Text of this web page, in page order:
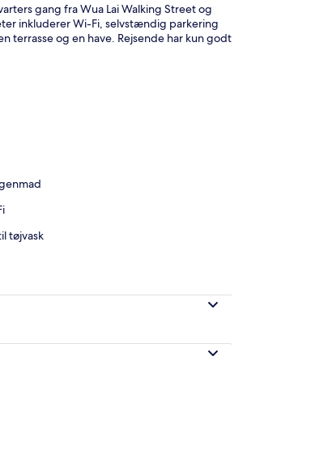
gang fra Wua Lai Walking Street og
inkluderer Wi-Fi, selvstændig parkering
terrasse og en have. Rejsende har kun godt
tøjvask